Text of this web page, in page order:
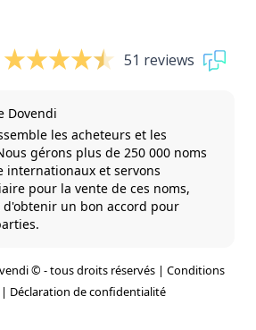
51 reviews
Dovendi
les acheteurs et les
gérons plus de 250 000 noms
internationaux et servons
pour la vente de ces noms,
un bon accord pour
© - tous droits réservés | Conditions
| Déclaration de confidentialité